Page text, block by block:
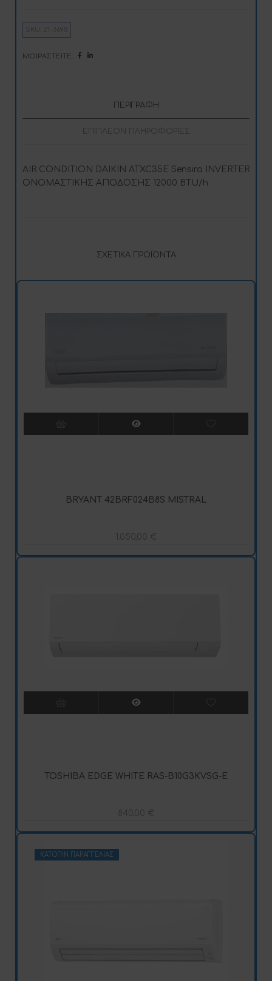
SKU:
ΜΟΙΡΑΣΤΕΊΤΕ:
ΠΕΡΙΓΡΑΦΉ
ΕΠΙΠΛΈΟΝ ΠΛΗΡΟΦΟΡΊΕΣ
AIR CONDITION DAIKIN ATXC35E Sensira INVERTER
ΟΝΟΜΑΣΤΙΚΗΣ ΑΠΟΔΟΣΗΣ 12000 BTU/h
ΣΧΕΤΙΚΆ ΠΡΟΪΌΝΤΑ
BRYANT 42BRF024B8S MISTRAL
1.050,00 €
TOSHIBA EDGE WHITE RAS-B10G3KVSG-E
840,00 €
ΚΑΤΌΠΙΝ ΠΑΡΑΓΓΕΛΊΑΣ